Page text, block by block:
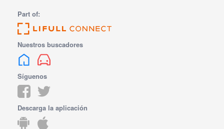
Part of:
Nuestros buscadores
Síguenos
Descarga la aplicación